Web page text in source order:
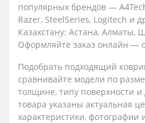
популярных брендов —
Razer, SteelSeries, Logitech и
Казахстану: Астана, Алматы,
Оформляйте заказ онлайн —
Подобрать подходящий
сравнивайте модели по
толщине, типу поверхности и
товара указаны актуальная
характеристики, фотографии